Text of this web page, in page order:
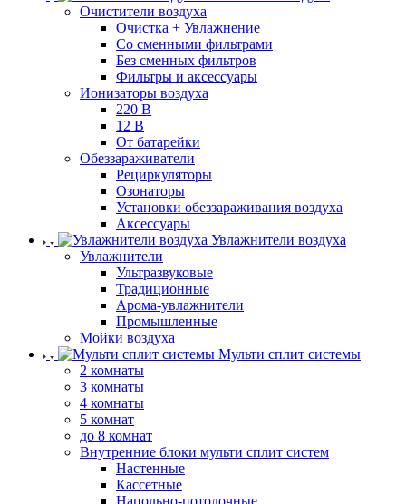
Очистители воздуха
Очистка + Увлажнение
Cо сменными фильтрами
Без сменных фильтров
Фильтры и аксессуары
Ионизаторы воздуха
220 В
12 В
От батарейки
Обеззараживатели
Рециркуляторы
Озонаторы
Установки обеззараживания воздуха
Аксессуары
Увлажнители воздуха
Увлажнители
Ультразвуковые
Традиционные
Арома-увлажнители
Промышленные
Мойки воздуха
Мульти сплит системы
2 комнаты
3 комнаты
4 комнаты
5 комнат
до 8 комнат
Внутренние блоки мульти сплит систем
Настенные
Кассетные
Напольно-потолочные